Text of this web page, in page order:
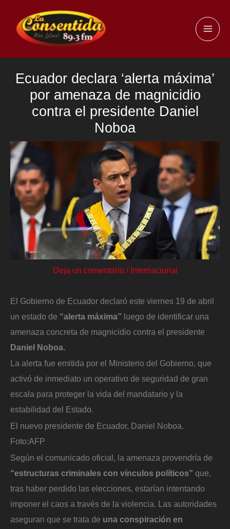
contenido
Ecuador declara ‘alerta máxima’
por amenaza de magnicidio
contra el presidente Daniel
Noboa
Deja un comentario / Internacional
El Gobierno de Ecuador declaró este viernes 19 de abril
un estado de “alerta máxima” luego de identificar una
amenaza concreta de magnicidio contra el presidente
Daniel Noboa.
La alerta fue emitida por el Ministerio del Gobierno, que
activó de inmediato un operativo de seguridad de gran
escala para proteger la vida del mandatario y la
estabilidad del Estado.
El nuevo presidente de Ecuador, Daniel Noboa.
Foto:AFP
Según el comunicado oficial, la amenaza provendría de
“estructuras criminales con vínculos políticos” que,
tras haber perdido las elecciones, estarían intentando
imponer el caos a través de la violencia. Las autoridades
aseguran que se trata de una conspiración en